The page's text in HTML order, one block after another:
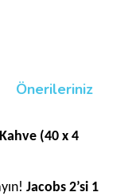
Önerileriniz
(40 x 4
Jacobs 2’si 1